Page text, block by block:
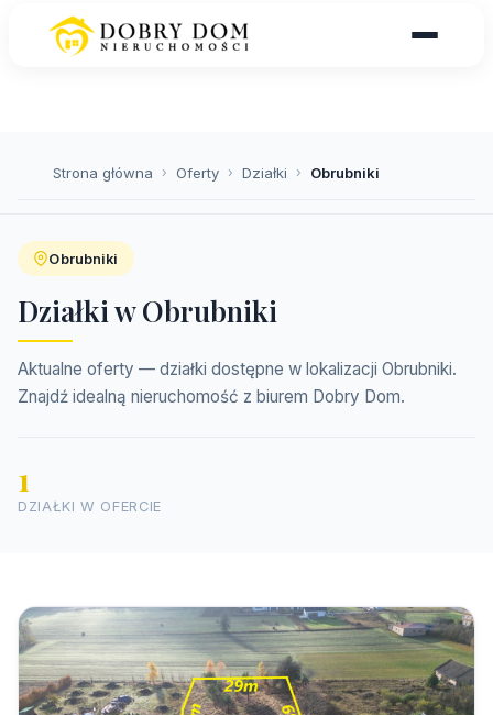
Strona główna › Oferty › Działki › Obrubniki
Obrubniki
Działki w Obrubniki
Aktualne oferty — działki dostępne w lokalizacji Obrubniki.
Znajdź idealną nieruchomość z biurem Dobry Dom.
1
DZIAŁKI W OFERCIE